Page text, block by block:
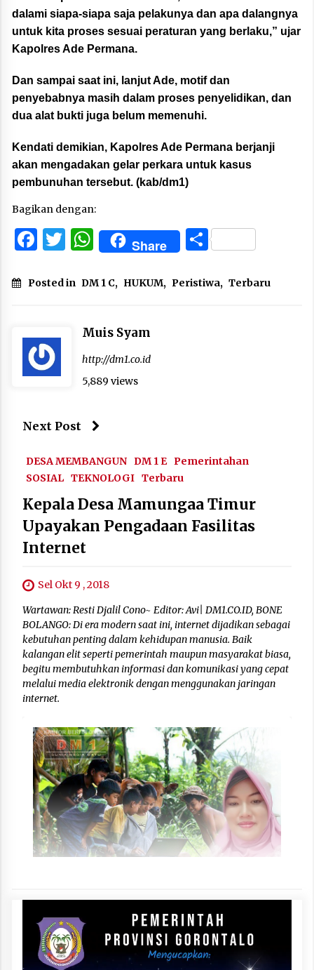
dalami siapa-siapa saja pelakunya dan apa dalangnya
untuk kita proses sesuai peraturan yang berlaku,” ujar
Kapolres Ade Permana.
Dan sampai saat ini, lanjut Ade, motif dan
penyebabnya masih dalam proses penyelidikan, dan
dua alat bukti juga belum memenuhi.
Kendati demikian, Kapolres Ade Permana berjanji
akan mengadakan gelar perkara untuk kasus
pembunuhan tersebut. (kab/dm1)
Bagikan dengan:
Facebook
Twitter
WhatsApp
Share Share
Posted in DM 1 C, HUKUM, Peristiwa, Terbaru
Muis Syam
http://dm1.co.id
5,889 views
Next Post
DESA MEMBANGUN DM 1 E Pemerintahan
SOSIAL TEKNOLOGI Terbaru
Kepala Desa Mamungaa Timur
Upayakan Pengadaan Fasilitas
Internet
Sel Okt 9 , 2018
Wartawan: Resti Djalil Cono~ Editor: Avi| DM1.CO.ID, BONE
BOLANGO: Di era modern saat ini, internet dijadikan sebagai
kebutuhan penting dalam kehidupan manusia. Baik
kalangan elit seperti pemerintah maupun masyarakat biasa,
begitu membutuhkan informasi dan komunikasi yang cepat
melalui media elektronik dengan menggunakan jaringan
internet.